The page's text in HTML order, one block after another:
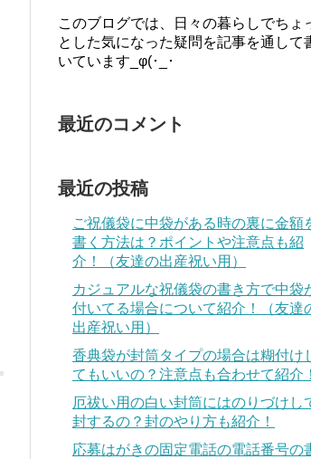
このブログでは、日々の暮らしでちょ
とした気になった疑問を記事を通して
いています_φ(･_･
最近のコメント
最近の投稿
ご祝儀袋に中袋がある時の裏に金額
書く方法は？ポイントや注意点も紹
介！（友達の出産祝い用）
カジュアルな祝儀袋の書き方で中袋
付いてる場合について紹介！（友達
出産祝い用）
香典袋が封筒タイプの場合は糊付け
てもいいの？注意点も合わせて紹介！
厄祓い用の白い封筒にはのりづけし
封するの？封のやり方も紹介！
応募はがきの固定電話の電話番号の